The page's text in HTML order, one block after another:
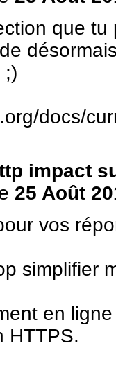
que
;)
docs/
impact
25 Août
vos
simplifier
en
HTTPS.